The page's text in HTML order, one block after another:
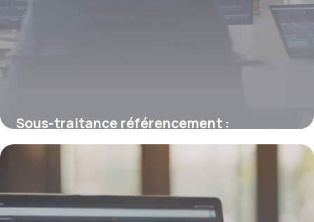
Sous-traitance référencement :
maximiser la visibilité de votre entreprise
4 juillet 2025